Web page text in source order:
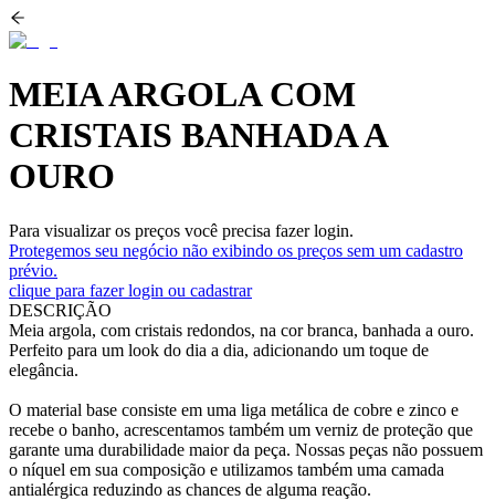
MEIA ARGOLA COM
CRISTAIS BANHADA A
OURO
Para visualizar os preços você precisa fazer login.
Protegemos seu negócio não exibindo os preços sem um cadastro
prévio.
clique para fazer login ou cadastrar
DESCRIÇÃO
Meia argola, com cristais redondos, na cor branca, banhada a ouro.
Perfeito para um look do dia a dia, adicionando um toque de
elegância.
O material base consiste em uma liga metálica de cobre e zinco e
recebe o banho, acrescentamos também um verniz de proteção que
garante uma durabilidade maior da peça. Nossas peças não possuem
o níquel em sua composição e utilizamos também uma camada
antialérgica reduzindo as chances de alguma reação.